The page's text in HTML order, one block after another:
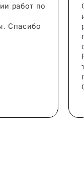
работ по
Спасибо